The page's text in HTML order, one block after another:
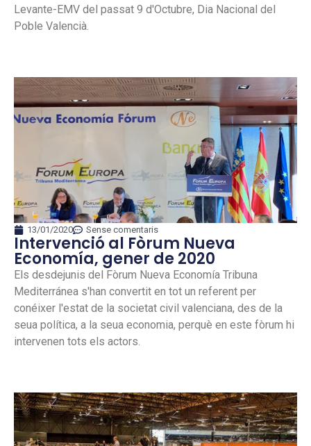
Levante-EMV del passat 9 d'Octubre, Dia Nacional del
Poble Valencià.
13/01/2020 Sense comentaris
Intervenció al Fòrum Nueva
Economía, gener de 2020
Els desdejunis del Fòrum Nueva Economía Tribuna
Mediterránea s'han convertit en tot un referent per
conéixer l'estat de la societat civil valenciana, des de la
seua política, a la seua economia, perquè en este fòrum hi
intervenen tots els actors.